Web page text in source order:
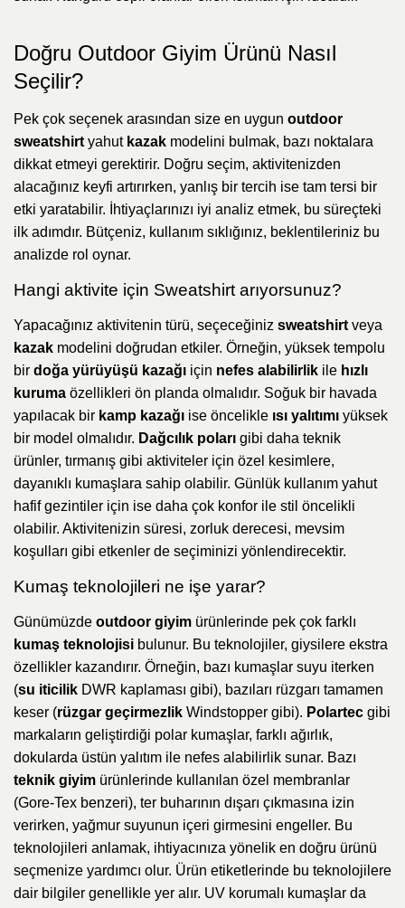
Doğru Outdoor Giyim Ürünü Nasıl
Seçilir?
Pek çok seçenek arasından size en uygun outdoor
sweatshirt yahut kazak modelini bulmak, bazı noktalara
dikkat etmeyi gerektirir. Doğru seçim, aktivitenizden
alacağınız keyfi artırırken, yanlış bir tercih ise tam tersi bir
etki yaratabilir. İhtiyaçlarınızı iyi analiz etmek, bu süreçteki
ilk adımdır. Bütçeniz, kullanım sıklığınız, beklentileriniz bu
analizde rol oynar.
Hangi aktivite için Sweatshirt arıyorsunuz?
Yapacağınız aktivitenin türü, seçeceğiniz sweatshirt veya
kazak modelini doğrudan etkiler. Örneğin, yüksek tempolu
bir doğa yürüyüşü kazağı için nefes alabilirlik ile hızlı
kuruma özellikleri ön planda olmalıdır. Soğuk bir havada
yapılacak bir kamp kazağı ise öncelikle ısı yalıtımı yüksek
bir model olmalıdır. Dağcılık poları gibi daha teknik
ürünler, tırmanış gibi aktiviteler için özel kesimlere,
dayanıklı kumaşlara sahip olabilir. Günlük kullanım yahut
hafif gezintiler için ise daha çok konfor ile stil öncelikli
olabilir. Aktivitenizin süresi, zorluk derecesi, mevsim
koşulları gibi etkenler de seçiminizi yönlendirecektir.
Kumaş teknolojileri ne işe yarar?
Günümüzde outdoor giyim ürünlerinde pek çok farklı
kumaş teknolojisi bulunur. Bu teknolojiler, giysilere ekstra
özellikler kazandırır. Örneğin, bazı kumaşlar suyu iterken
(su iticilik DWR kaplaması gibi), bazıları rüzgarı tamamen
keser (rüzgar geçirmezlik Windstopper gibi). Polartec gibi
markaların geliştirdiği polar kumaşlar, farklı ağırlık,
dokularda üstün yalıtım ile nefes alabilirlik sunar. Bazı
teknik giyim ürünlerinde kullanılan özel membranlar
(Gore-Tex benzeri), ter buharının dışarı çıkmasına izin
verirken, yağmur suyunun içeri girmesini engeller. Bu
teknolojileri anlamak, ihtiyacınıza yönelik en doğru ürünü
seçmenize yardımcı olur. Ürün etiketlerinde bu teknolojilere
dair bilgiler genellikle yer alır. UV korumalı kumaşlar da